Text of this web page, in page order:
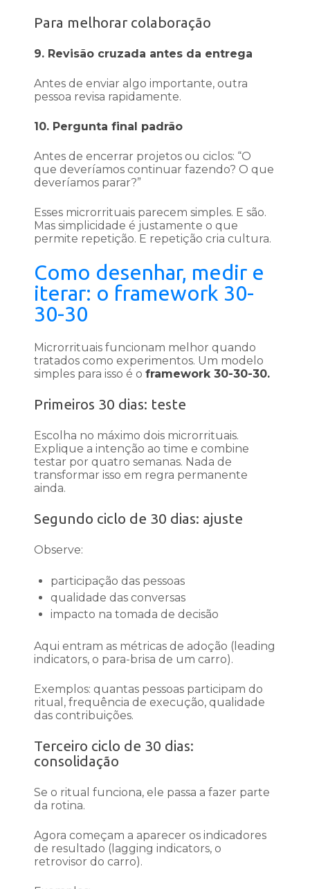
Para melhorar colaboração
9. Revisão cruzada antes da entrega
Antes de enviar algo importante, outra
pessoa revisa rapidamente.
10. Pergunta final padrão
Antes de encerrar projetos ou ciclos: “O
que deveríamos continuar fazendo? O que
deveríamos parar?”
Esses microrrituais parecem simples. E são.
Mas simplicidade é justamente o que
permite repetição. E repetição cria cultura.
Como desenhar, medir e
iterar: o framework 30-
30-30
Microrrituais funcionam melhor quando
tratados como experimentos. Um modelo
simples para isso é o framework 30-30-30.
Primeiros 30 dias: teste
Escolha no máximo dois microrrituais.
Explique a intenção ao time e combine
testar por quatro semanas. Nada de
transformar isso em regra permanente
ainda.
Segundo ciclo de 30 dias: ajuste
Observe:
participação das pessoas
qualidade das conversas
impacto na tomada de decisão
Aqui entram as métricas de adoção (leading
indicators, o para-brisa de um carro).
Exemplos: quantas pessoas participam do
ritual, frequência de execução, qualidade
das contribuições.
Terceiro ciclo de 30 dias:
consolidação
Se o ritual funciona, ele passa a fazer parte
da rotina.
Agora começam a aparecer os indicadores
de resultado (lagging indicators, o
retrovisor do carro).